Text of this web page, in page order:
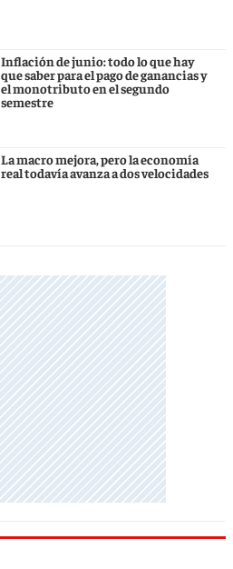
Inflación de junio: todo lo que hay
que saber para el pago de ganancias y
el monotributo en el segundo
semestre
La macro mejora, pero la economía
real todavía avanza a dos velocidades